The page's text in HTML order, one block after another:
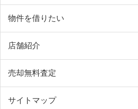
物件を借りたい
店舗紹介
売却無料査定
サイトマップ